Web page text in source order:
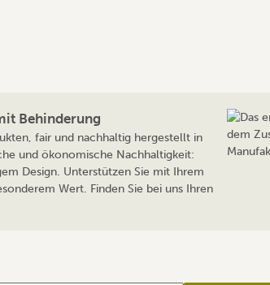
Behinderung
fair und nachhaltig hergestellt in
und ökonomische Nachhaltigkeit:
Design. Unterstützen Sie mit Ihrem
Wert. Finden Sie bei uns Ihren